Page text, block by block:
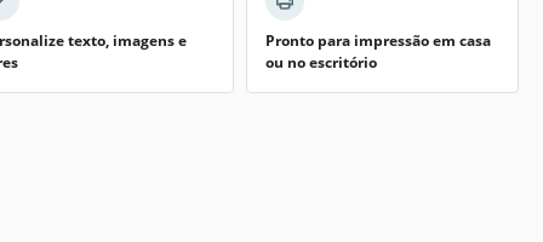
texto, imagens e
Pronto para impressão em casa
ou no escritório